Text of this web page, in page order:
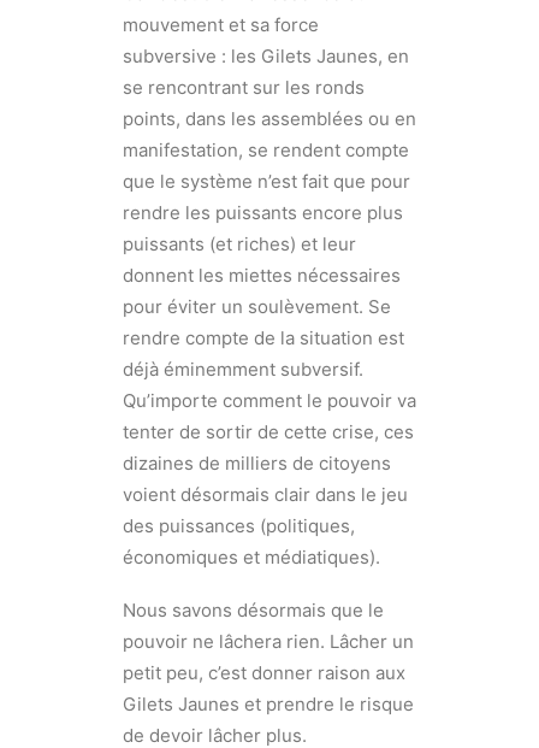
mouvement et sa force
subversive : les Gilets Jaunes, en
se rencontrant sur les ronds
points, dans les assemblées ou en
manifestation, se rendent compte
que le système n’est fait que pour
rendre les puissants encore plus
puissants (et riches) et leur
donnent les miettes nécessaires
pour éviter un soulèvement. Se
rendre compte de la situation est
déjà éminemment subversif.
Qu’importe comment le pouvoir va
tenter de sortir de cette crise, ces
dizaines de milliers de citoyens
voient désormais clair dans le jeu
des puissances (politiques,
économiques et médiatiques).
Nous savons désormais que le
pouvoir ne lâchera rien. Lâcher un
petit peu, c’est donner raison aux
Gilets Jaunes et prendre le risque
de devoir lâcher plus.